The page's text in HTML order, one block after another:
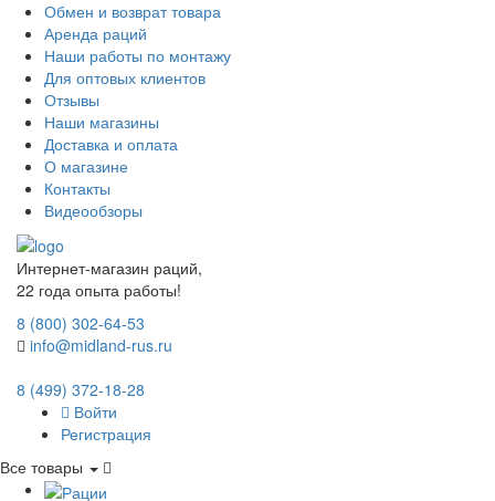
Обмен и возврат товара
Аренда раций
Наши работы по монтажу
Для оптовых клиентов
Отзывы
Наши магазины
Доставка и оплата
О магазине
Контакты
Видеообзоры
Интернет-магазин раций,
22 года опыта работы!
8 (800) 302-64-53
info@midland-rus.ru
8 (499) 372-18-28
Войти
Регистрация
Все товары